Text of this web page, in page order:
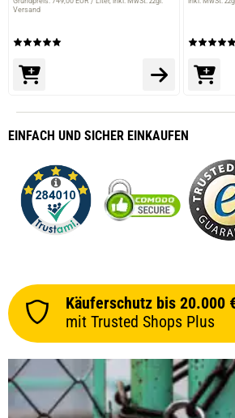
Versand
EINFACH UND SICHER EINKAUFEN
Käuferschutz bis 20.000
mit Trusted Shops Plus